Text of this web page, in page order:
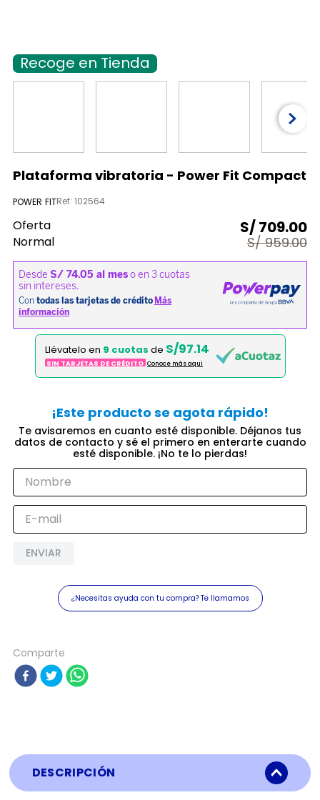
Recoge en Tienda
Plataforma vibratoria - Power Fit Compact
POWER FITRef:102564
Oferta S/709.00
Normal S/959.00
Llévatelo en 9 cuotas de S/97.14
SIN TARJETAS DE CRÉDITO Conoce más aqui
ENVIAR
¿Necesitas ayuda con tu compra? Te llamamos
Comparte
DESCRIPCIÓN